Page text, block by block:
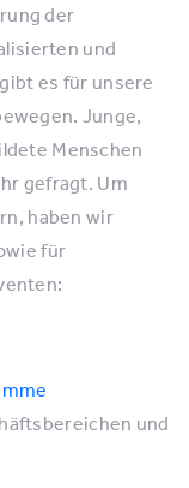
der
und
es für unsere
Junge,
Menschen
gefragt. Um
haben wir
für
und